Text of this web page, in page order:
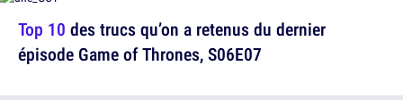
Top 10 des trucs qu’on a retenus du dernier
épisode Game of Thrones, S06E07